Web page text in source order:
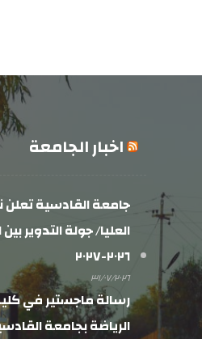
اخبار الجامعة
جامعة القادسية تعلن
العليا/ جولة التدوير
٢٠٢٦-٢٠٢٧
٣١/٠٧/٢٠٢٦
رسالة ماجستير في
الرياضة بجامعة